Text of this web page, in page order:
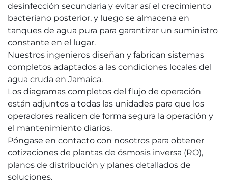
desinfección secundaria y evitar así el crecimiento
bacteriano posterior, y luego se almacena en
tanques de agua pura para garantizar un suministro
constante en el lugar.
Nuestros ingenieros diseñan y fabrican sistemas
completos adaptados a las condiciones locales del
agua cruda en Jamaica.
Los diagramas completos del flujo de operación
están adjuntos a todas las unidades para que los
operadores realicen de forma segura la operación y
el mantenimiento diarios.
Póngase en contacto con nosotros para obtener
cotizaciones de plantas de ósmosis inversa (RO),
planos de distribución y planes detallados de
soluciones.